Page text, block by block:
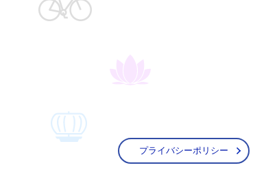
プライバシーポリシー